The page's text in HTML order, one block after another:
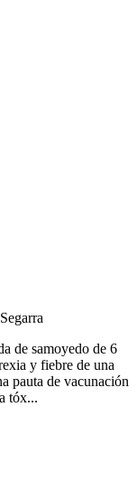
de samoyedo de 6
y fiebre de una
pauta de vacunación
tóx...